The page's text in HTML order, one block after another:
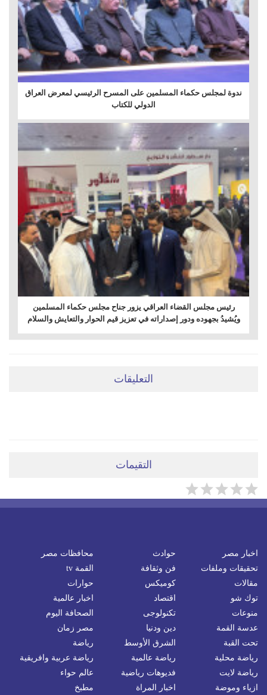
ندوة لمجلس حكماء المسلمين على المسرح الرئيسي لمعرض العراق
الدولي للكتاب
رئيس مجلس القضاء العراقي يزور جناح مجلس حكماء المسلمين
ويُشيدُ بجهوده ودور إصداراته في تعزيز قيم الحوار والتعايش والسلام
التعليقات
التقيمات
اخبار مصر حوادث
محافظات مصر
تحقيقات وملفات
فن وثقافة
القمة tv
مقالات
كوميكس
حوارات
توك شو
اقتصاد
اخبار عالمية
منوعات
تكنولوجى
الصحافة اليوم
عدسة القمة
دين ودنيا
مصر زمان
تحت القبة
الشرق الأوسط
رياضة
رياضة محلية
رياضة عالمية
رياضة عربية وافريقية
رياضة لايت
فديوهات رياضية
عالم حواء
ازياء وموضة
اخبار المراة مطبخ